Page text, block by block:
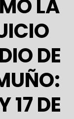
LA
DE
17 DE